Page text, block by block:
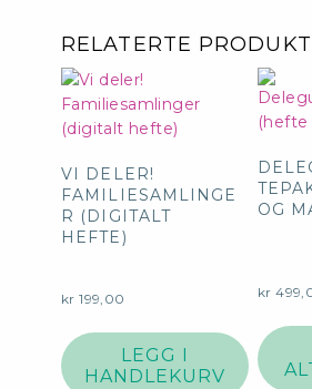
RELATERTE
VI DELER!
FAMILIESAMLINGE
R (DIGITALT
HEFTE)
kr 199,00
LEGG I
HANDLEKURV
OG
kr